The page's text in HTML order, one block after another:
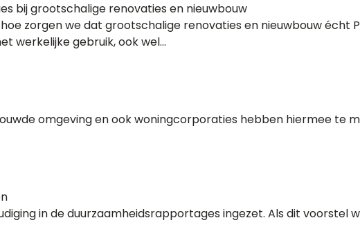
bij grootschalige renovaties en nieuwbouw
zorgen we dat grootschalige renovaties en nieuwbouw écht
werkelijke gebruik, ook wel...
omgeving en ook woningcorporaties hebben hiermee te
in de duurzaamheidsrapportages ingezet. Als dit voorstel